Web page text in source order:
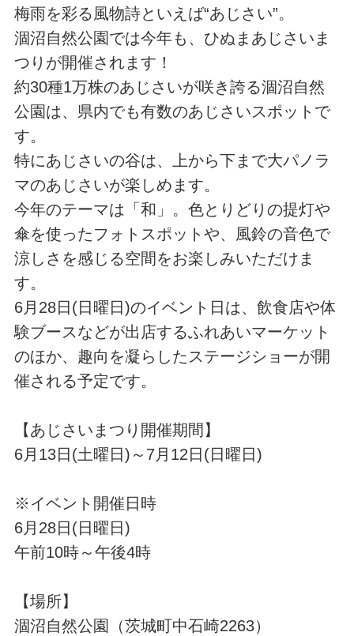
梅雨を彩る風物詩といえば“あじさい”。
涸沼自然公園では今年も、ひぬまあじさいま
つりが開催されます！
約30種1万株のあじさいが咲き誇る涸沼自然
公園は、県内でも有数のあじさいスポットで
す。
特にあじさいの谷は、上から下まで大パノラ
マのあじさいが楽しめます。
今年のテーマは「和」。色とりどりの提灯や
傘を使ったフォトスポットや、風鈴の音色で
涼しさを感じる空間をお楽しみいただけま
す。
6月28日(日曜日)のイベント日は、飲食店や体
験ブースなどが出店するふれあいマーケット
のほか、趣向を凝らしたステージショーが開
催される予定です。
【あじさいまつり開催期間】
6月13日(土曜日)～7月12日(日曜日)
※イベント開催日時
6月28日(日曜日)
午前10時～午後4時
【場所】
涸沼自然公園（茨城町中石崎2263）